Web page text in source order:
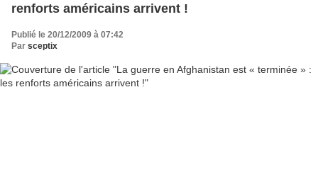
renforts américains arrivent !
Publié le 20/12/2009 à 07:42
Par sceptix